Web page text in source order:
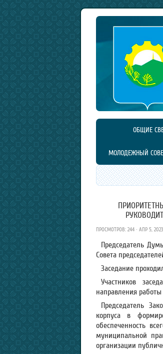
ОБЩИЕ
МОЛОДЕЖНЫЙ
ПРОСМОТРОВ: 244 · АПР 5, 2023
Председатель
Совета
Заседание
Участников
направления
Председатель
корпуса в
обеспеченность
муниципальной
организации